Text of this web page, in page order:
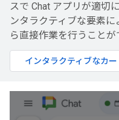
スで Chat アプリが適切
ンタラクティブな要素
ら直接作業を行うことが
インタラクティブなカ